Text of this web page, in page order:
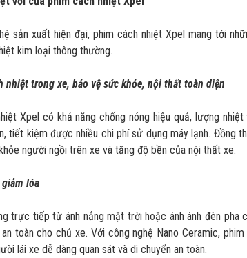
sản xuất hiện đại, phim cách nhiệt Xpel mang tới
kim loại thông thường.
nhiệt trong xe, bảo vệ sức khỏe, nội thất toàn diện
Xpel có khả năng chống nóng hiệu quả, lượng
tiết kiệm được nhiều chi phí sử dụng máy lạnh. Đồng
người ngồi trên xe và tăng độ bền của nội thất xe.
lóa
trực tiếp từ ánh nắng mặt trời hoặc ánh ánh đèn
toàn cho chủ xe. Với công nghệ Nano Ceramic,
lái xe dễ dàng quan sát và di chuyển an toàn.